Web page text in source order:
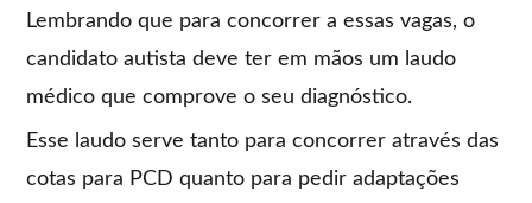
Lembrando que para concorrer a essas vagas, o
candidato autista deve ter em mãos um laudo
médico que comprove o seu diagnóstico.
Esse laudo serve tanto para concorrer através das
cotas para PCD quanto para pedir adaptações